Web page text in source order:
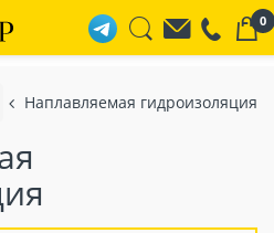
0
Наплавляемая гидроизоляция